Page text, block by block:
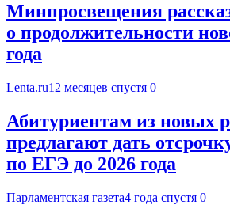
Минпросвещения
о продолжительности
года
Lenta.ru12 месяцев спустя 0
Абитуриентам из новых
предлагают дать
по ЕГЭ до 2026 года
Парламентская газета4 года спустя 0